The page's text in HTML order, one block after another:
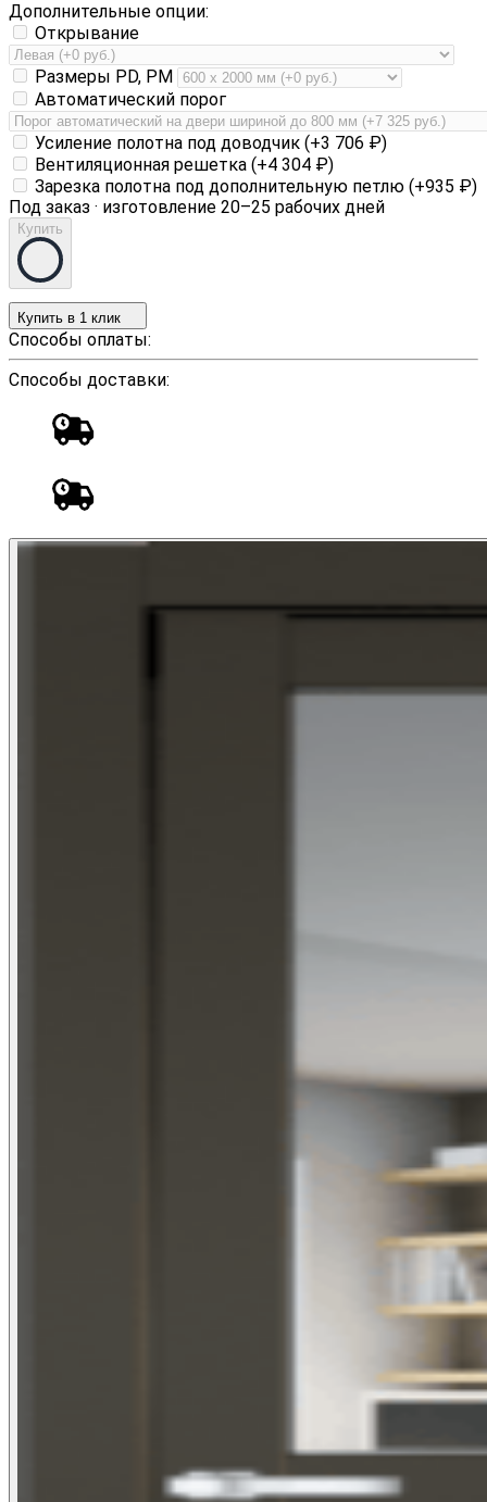
Дополнительные опции:
Открывание
Размеры PD, PM
Автоматический порог
Усиление полотна под доводчик (+3 706 ₽)
Вентиляционная решетка (+4 304 ₽)
Зарезка полотна под дополнительную петлю (+935 ₽)
Под заказ · изготовление 20–25 рабочих дней
Купить
Купить в 1 клик
Способы оплаты:
Способы доставки: